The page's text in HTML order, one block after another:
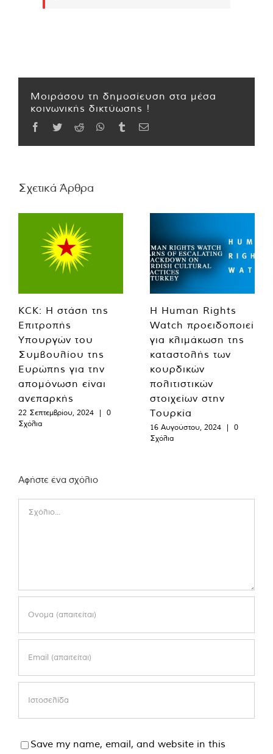
Μοιράσου τη δημοσίευση στα μέσα
κοινωνικής δικτύωσης !
Facebook
TwitterReddit WhatsApp
TumblrEmail
Σχετικά Άρθρα
KCK: Η στάση της
Επιτροπής
Υπουργών του
Συμβουλίου της
Ευρώπης για την
απομόνωση είναι
ανεπαρκής
22 Σεπτεμβρίου, 2024 |
0
Σχόλια
Η Human Rights
Watch προειδοποιεί
για κλιμάκωση της
καταστολής των
κουρδικών
πολιτιστικών
στοιχείων στην
Τουρκία
16 Αυγούστου, 2024 |
0
Σχόλια
Αφήστε ένα σχόλιο
Save my name, email, and website in this